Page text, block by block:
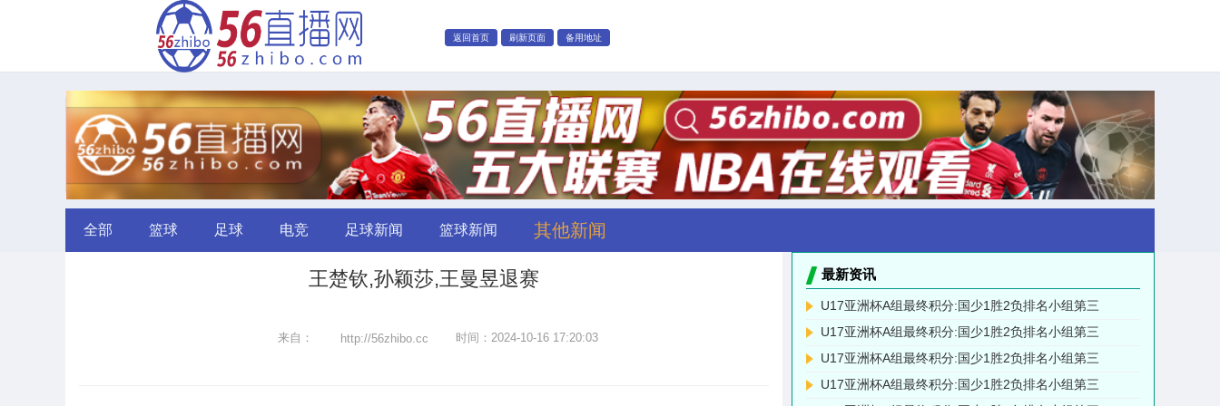
返回首页 刷新页面 备用地址
全部 篮球 足球 电竞 足球新闻 篮球新闻 其他新闻
王楚钦,孙颖莎,王曼昱退赛
来自： http://56zhibo.cc 时间：2024-10-16 17:20:03
最新资讯
U17亚洲杯A组最终积分:国少1胜2负排名小组第三
U17亚洲杯A组最终积分:国少1胜2负排名小组第三
U17亚洲杯A组最终积分:国少1胜2负排名小组第三
U17亚洲杯A组最终积分:国少1胜2负排名小组第三